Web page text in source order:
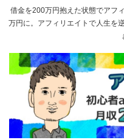
借金を200万円抱えた状態でアフ
万円に。アフィリエイトで人生を